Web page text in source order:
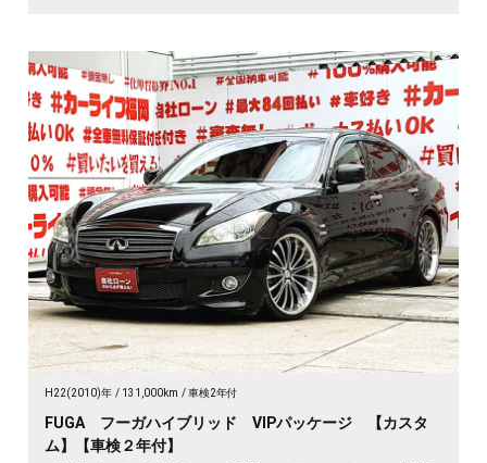
H22(2010)年 131,000km 車検2年付
FUGA フーガハイブリッド VIPパッケージ 【カスタ
ム】【車検２年付】